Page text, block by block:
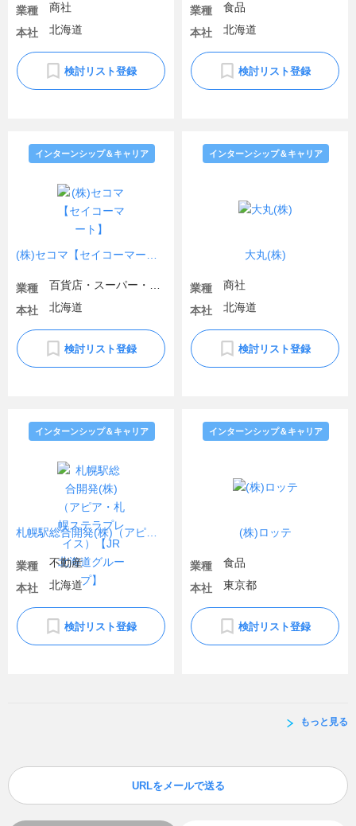
業種
商社
本社
北海道
検討リスト登録
業種
食品
本社
北海道
検討リスト登録
インターンシップ＆キャリア
業種
本社
北海道
検討リスト登録
大丸(株)
インターンシップ＆キャリア
業種
商社
本社
北海道
検討リスト登録
インターンシップ＆キャリア
業種
不動産
本社
北海道
検討リスト登録
(株)ロッテ
インターンシップ＆キャリア
業種
食品
本社
東京都
検討リスト登録
もっと見る
URLをメールで送る